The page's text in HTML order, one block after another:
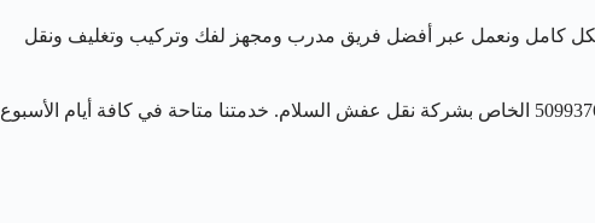
كامل ونعمل عبر أفضل فريق مدرب ومجهز لفك وتركيب وتغليف ونقل
خدمتنا مميزة لذلك يمكن التواصل معنا عبر الرقم 50993766 الخاص بشركة نقل عفش السلام. خدمتنا متاحة في كافة أيام الأسبوع